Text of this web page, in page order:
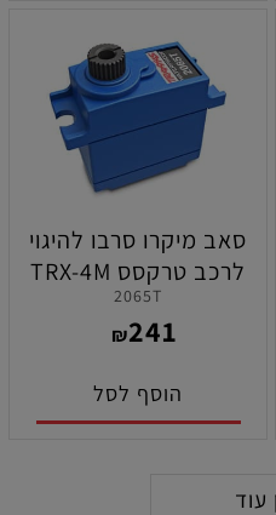
סאב מיקרו סרבו להיגוי
לרכב טרקסס TRX-4M
2065T
₪241
הוסף לסל
עוד